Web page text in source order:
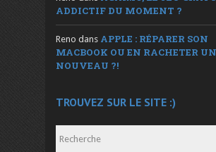
ADDICTIF DU MOMENT ?
Reno dans APPLE : RÉPARER SON
MACBOOK OU EN RACHETER UN
NOUVEAU ?!
TROUVEZ SUR LE SITE :)